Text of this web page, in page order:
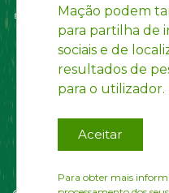
Mação podem
para partilha de
sociais e de
resultados de
para o utilizador.
Aceitar
Para obter mais